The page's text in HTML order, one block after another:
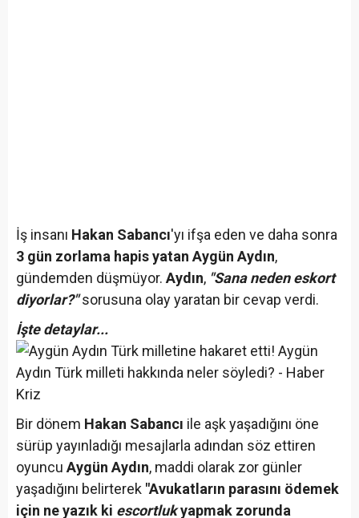
İş insanı Hakan Sabancı'yı ifşa eden ve daha sonra
3 gün zorlama hapis yatan Aygün Aydın,
gündemden düşmüyor. Aydın, "Sana neden eskort
diyorlar?"sorusuna olay yaratan bir cevap verdi.
İşte detaylar...
Bir dönem Hakan Sabancı ile aşk yaşadığını öne
sürüp yayınladığı mesajlarla adından söz ettiren
oyuncu Aygün Aydın, maddi olarak zor günler
yaşadığını belirterek "Avukatların parasını ödemek
için ne yazık ki escortlukyapmak zorunda